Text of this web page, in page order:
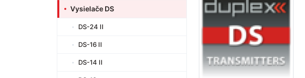
Vysielače DS
DS-24 II
DS-16 II
DS-14 II